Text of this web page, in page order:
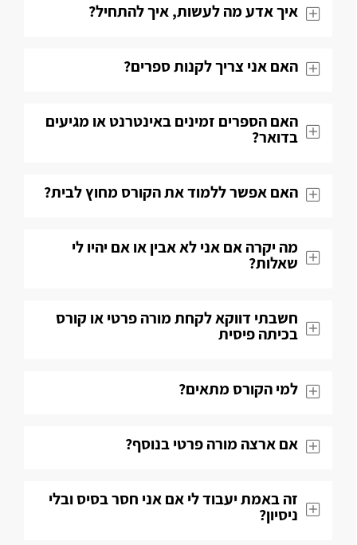
איך אדע מה לעשות, איך להתחיל?
האם אני צריך לקנות ספרים?
האם הספרים זמינים באינטרנט או מגיעים
בדואר?
האם אפשר ללמוד את הקורס מחוץ לבית?
מה יקרה אם אני לא אבין או אם יהיו לי
שאלות​?
חשבתי דווקא לקחת מורה פרטי או קורס
בכיתה פיסית​
למי הקורס מתאים?
אם ארצה מורה פרטי בנוסף?
זה באמת יעבוד לי אם אני חסר בסיס ובלי
ניסיון?